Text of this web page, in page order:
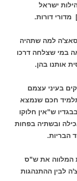
ישראל
דורות.
למה שתהיה
במי שצלחה דרכו
אותנו בהן.
בעיני עצמם
תלמיד חכם שנמצא
ש"אין חלוקו
ובשתיה בפחות
הבריות.
המלווה את ש"ס
לבין ההתנהגות